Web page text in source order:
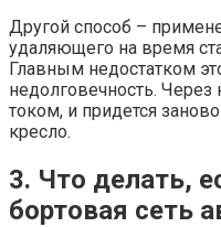
Другой способ –
удаляющего на время
Главным недостатком
недолговечность.
током, и придется
кресло.
3. Что делать,
бортовая сеть